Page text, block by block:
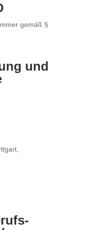
gemäß §
und